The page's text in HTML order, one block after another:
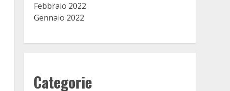
Febbraio 2022
Gennaio 2022
Categorie